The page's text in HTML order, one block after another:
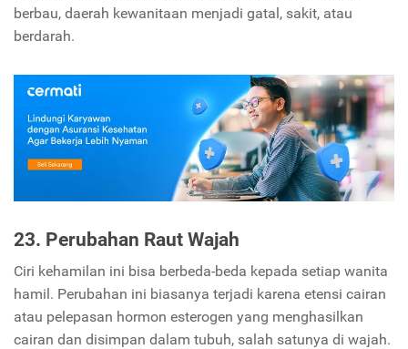
berbau, daerah kewanitaan menjadi gatal, sakit, atau
berdarah.
23. Perubahan Raut Wajah
Ciri kehamilan ini bisa berbeda-beda kepada setiap wanita
hamil. Perubahan ini biasanya terjadi karena etensi cairan
atau pelepasan hormon esterogen yang menghasilkan
cairan dan disimpan dalam tubuh, salah satunya di wajah.